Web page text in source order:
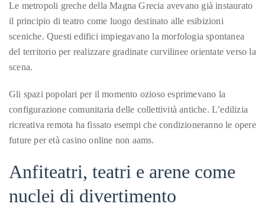
been
a
regular
contributor
to
global
clutch
distinguished
publications
that
has
Le metropoli greche della Magna Grecia avevano già instaurato
il principio di teatro come luogo destinato alle esibizioni
sceniche. Questi edifici impiegavano la morfologia spontanea
del territorio per realizzare gradinate curvilinee orientate verso la
scena.
Gli spazi popolari per il momento ozioso esprimevano la
configurazione comunitaria delle collettività antiche. L’edilizia
ricreativa remota ha fissato esempi che condizioneranno le opere
future per età casino online non aams.
Anfiteatri, teatri e arene come
nuclei di divertimento